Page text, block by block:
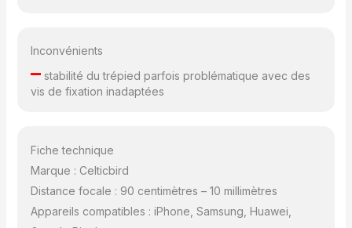
Inconvénients
– stabilité du trépied parfois problématique avec des
vis de fixation inadaptées
Fiche technique
Marque : Celticbird
Distance focale : 90 centimètres – 10 millimètres
Appareils compatibles : iPhone, Samsung, Huawei,